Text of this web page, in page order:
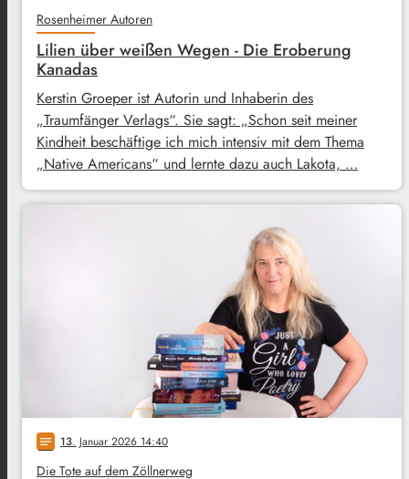
Rosenheimer Autoren
Lilien über weißen Wegen - Die Eroberung
Kanadas
Kerstin Groeper ist Autorin und Inhaberin des
„Traumfänger Verlags“. Sie sagt: „Schon seit meiner
Kindheit beschäftige ich mich intensiv mit dem Thema
„Native Americans“ und lernte dazu auch Lakota, …
notes 13. Januar 2026 14:40
Die Tote auf dem Zöllnerweg